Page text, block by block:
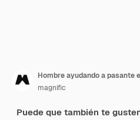
Hombre ayudando a pasante
magnific
Puede que también te